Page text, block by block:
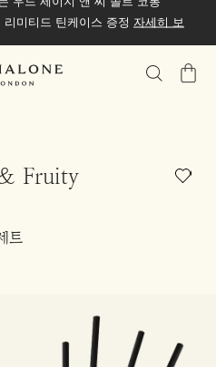
미티드 틴케이스 증정 자세히 보
가
Fruity
트